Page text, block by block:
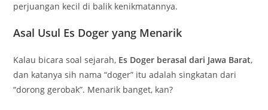
perjuangan kecil di balik kenikmatannya.
Asal Usul Es Doger yang Menarik
Kalau bicara soal sejarah, Es Doger berasal dari Jawa Barat,
dan katanya sih nama “doger” itu adalah singkatan dari
“dorong gerobak”. Menarik banget, kan?